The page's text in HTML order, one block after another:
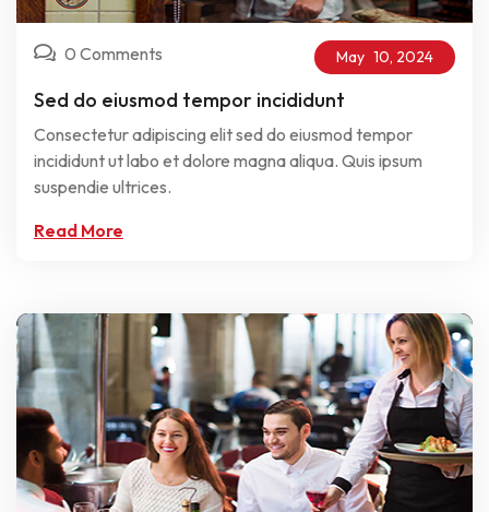
0 Comments May 10, 2024
Sed do eiusmod tempor incididunt
Consectetur adipiscing elit sed do eiusmod tempor
incididunt ut labo et dolore magna aliqua. Quis ipsum
suspendie ultrices.
Read More